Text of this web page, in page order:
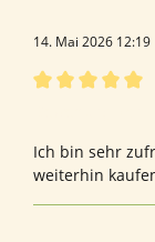
14. Mai 2026 12:19
Ich bin sehr
weiterhin